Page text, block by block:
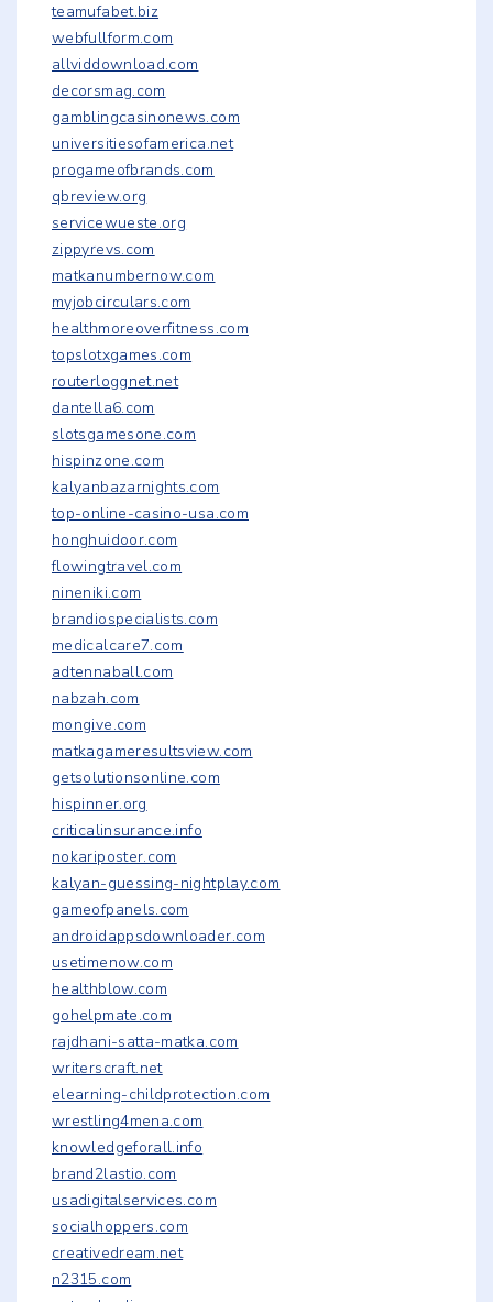
teamufabet.biz
webfullform.com
allviddownload.com
decorsmag.com
gamblingcasinonews.com
universitiesofamerica.net
progameofbrands.com
qbreview.org
servicewueste.org
zippyrevs.com
matkanumbernow.com
myjobcirculars.com
healthmoreoverfitness.com
topslotxgames.com
routerloggnet.net
dantella6.com
slotsgamesone.com
hispinzone.com
kalyanbazarnights.com
top-online-casino-usa.com
honghuidoor.com
flowingtravel.com
nineniki.com
brandiospecialists.com
medicalcare7.com
adtennaball.com
nabzah.com
mongive.com
matkagameresultsview.com
getsolutionsonline.com
hispinner.org
criticalinsurance.info
nokariposter.com
kalyan-guessing-nightplay.com
gameofpanels.com
androidappsdownloader.com
usetimenow.com
healthblow.com
gohelpmate.com
rajdhani-satta-matka.com
writerscraft.net
elearning-childprotection.com
wrestling4mena.com
knowledgeforall.info
brand2lastio.com
usadigitalservices.com
socialhoppers.com
creativedream.net
n2315.com